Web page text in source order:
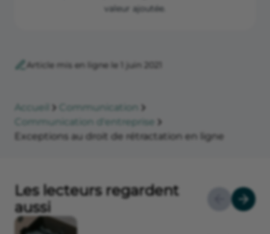
valeur ajoutée.
Article mis en ligne le 1 juin 2021
Accueil
Communication
Communication d'entreprise
Exceptions au droit de rétractation en ligne
Les lecteurs regardent
aussi